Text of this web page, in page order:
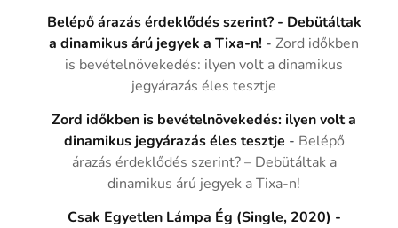
Belépő árazás érdeklődés szerint? - Debütáltak
a dinamikus árú jegyek a Tixa-n! -Zord időkben
is bevételnövekedés: ilyen volt a dinamikus
jegyárazás éles tesztje
Zord időkben is bevételnövekedés: ilyen volt a
dinamikus jegyárazás éles tesztje - Belépő
árazás érdeklődés szerint? – Debütáltak a
dinamikus árú jegyek a Tixa-n!
Csak Egyetlen Lámpa Ég (Single, 2020) -